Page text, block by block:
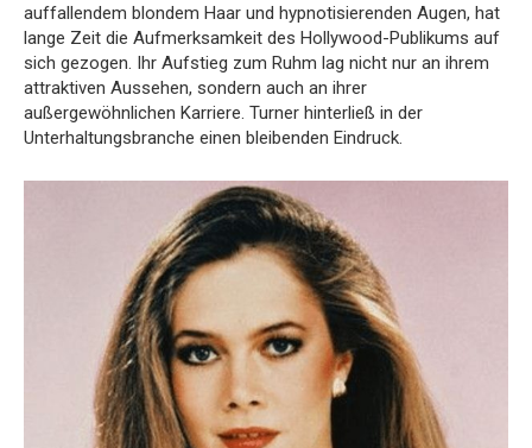
auffallendem blondem Haar und hypnotisierenden Augen, hat
lange Zeit die Aufmerksamkeit des Hollywood-Publikums auf
sich gezogen. Ihr Aufstieg zum Ruhm lag nicht nur an ihrem
attraktiven Aussehen, sondern auch an ihrer
außergewöhnlichen Karriere. Turner hinterließ in der
Unterhaltungsbranche einen bleibenden Eindruck.